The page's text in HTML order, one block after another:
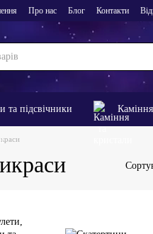
Про нас Блог Контакти
та підсвічники